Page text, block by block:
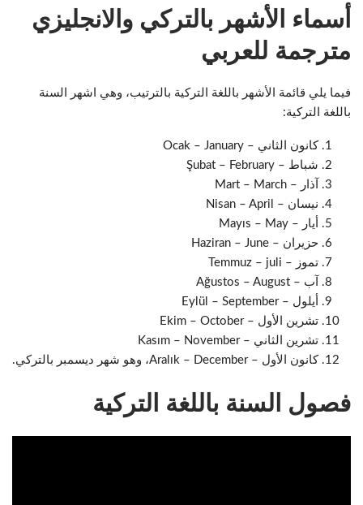
أسماء الأشهر بالتركي والانجليزي
مترجمة للعربي
فيما يلي قائمة الأشهر باللغة التركية بالترتيب، وهي اشهر السنة
باللغة التركية:
كانون الثاني – Ocak – January
شباط – Şubat – February
آذار – Mart – March
نيسان – Nisan – April
أيار – Mayıs – May
حزيران – Haziran – June
تموز – Temmuz – juli
آب – Ağustos – August
أيلول – Eylül – September
تشرين الأول – Ekim – October
تشرين الثاني – Kasım – November
كانون الأول – Aralık – December، وهو شهر ديسمبر بالتركي.
فصول السنة باللغة التركية